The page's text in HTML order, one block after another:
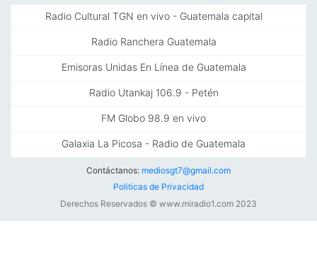
Radio Cultural TGN en vivo - Guatemala capital
Radio Ranchera Guatemala
Emisoras Unidas En Línea de Guatemala
Radio Utankaj 106.9 - Petén
FM Globo 98.9 en vivo
Galaxia La Picosa - Radio de Guatemala
Contáctanos: mediosgt7@gmail.com
Politicas de Privacidad
Derechos Reservados © www.miradio1.com 2023